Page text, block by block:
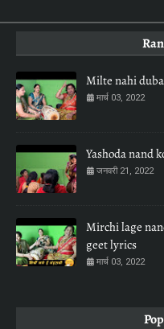
Milte nahi
मार्च 03, 2022
Yashoda nand
जनवरी 21, 2022
Mirchi lage
geet lyrics
मार्च 03, 2022